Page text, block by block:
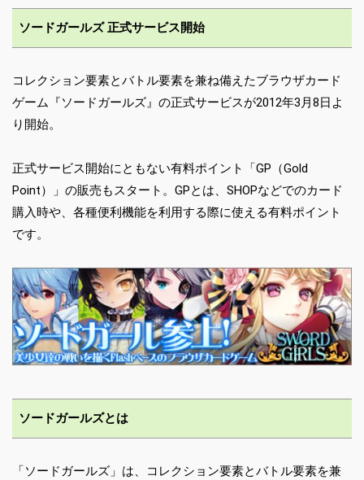
ソードガールズ 正式サービス開始
コレクション要素とバトル要素を兼ね備えたブラウザカード
ゲーム『ソードガールズ』の正式サービスが2012年3月8日よ
り開始。
正式サービス開始にともない有料ポイント「GP（Gold
Point）」の販売もスタート。GPとは、SHOPなどでのカード
購入時や、各種便利機能を利用する際に使える有料ポイント
です。
ソードガールズとは
「ソードガールズ」は、コレクション要素とバトル要素を兼